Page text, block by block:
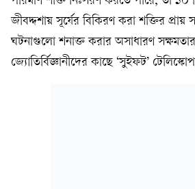
জীবদ্দশায় সূর্যের বিকিরণ করা শক্তির প্রায়
ঘটনাগুলো শনাক্ত করার অসাধারণ
জ্যোতির্বিজ্ঞানীদের কাছে ‘সুইফট’